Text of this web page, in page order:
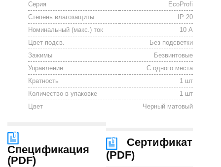
Серия
EcoProfi
Степень влагозащиты
IP 20
Номинальный (макс.) ток
10 А
Цвет подсв.
Без подсветки
Зажимы
Безвинтовые
Управление
С одного места
Кратность
1 шт
Количество в упаковке
1 шт
Цвет
Черный матовый
Спецификация
(PDF)
Сертификат
(PDF)